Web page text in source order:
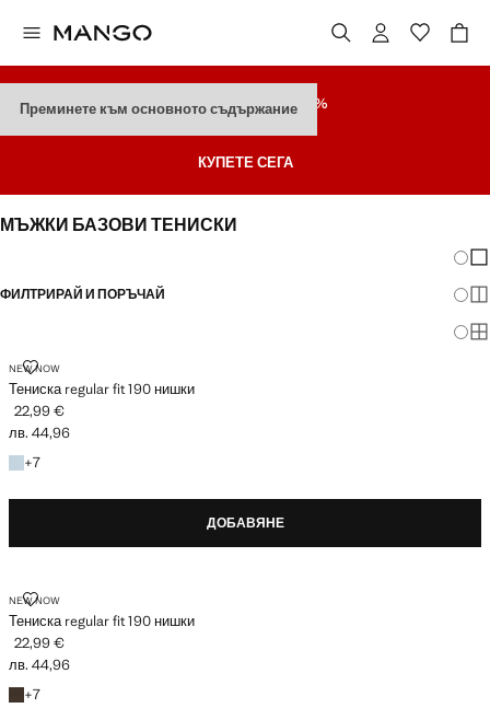
Преминете към основното съдържание
РАЗПРОДАЖБАДО 70%
КУПЕТЕ СЕГА
МЪЖКИ БАЗОВИ ТЕНИСКИ
ФИЛТРИРАЙ И ПОРЪЧАЙ
NEW NOW
Тениска regular fit 190 нишки
ТЕНИСКА REGULAR FIT 190 НИШКИ
Текуща цена [22,99 € лв. 44,96]
22,99 €
лв. 44,96
+7
+7 цвята
ДОБАВЯНЕ
NEW NOW
Тениска regular fit 190 нишки
ТЕНИСКА REGULAR FIT 190 НИШКИ
Текуща цена [22,99 € лв. 44,96]
22,99 €
лв. 44,96
+7
+7 цвята